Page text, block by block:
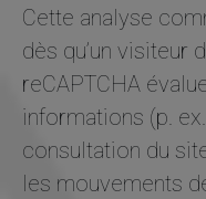
Cette analyse
dès qu’un visiteur
reCAPTCHA
informations (p.
consultation du
les mouvements